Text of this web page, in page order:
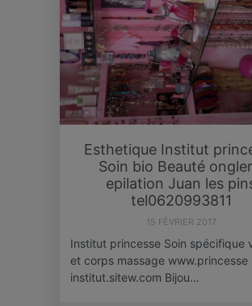
Esthetique Institut
Soin bio Beauté
epilation Juan les
tel0620993811
15 FÉVRIER 2017
Institut princesse Soin spécifique
et corps massage www.princesse
institut.sitew.com Bijou…